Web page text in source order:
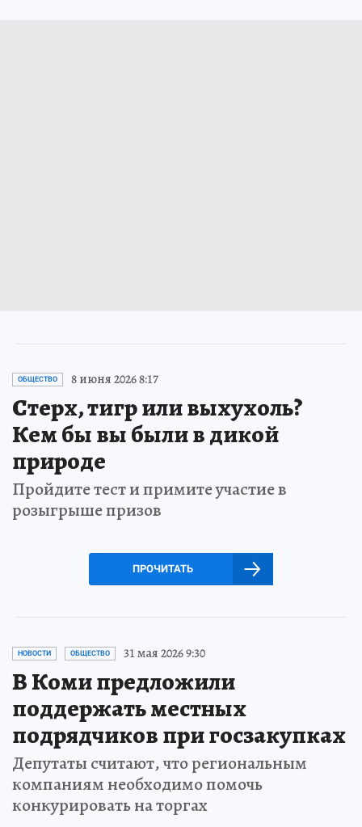
ОБЩЕСТВО 8 июня 2026 8:17
Стерх, тигр или выхухоль?
Кем бы вы были в дикой
природе
Пройдите тест и примите участие в
розыгрыше призов
ПРОЧИТАТЬ
НОВОСТИ ОБЩЕСТВО 31 мая 2026 9:30
В Коми предложили
поддержать местных
подрядчиков при госзакупках
Депутаты считают, что региональным
компаниям необходимо помочь
конкурировать на торгах